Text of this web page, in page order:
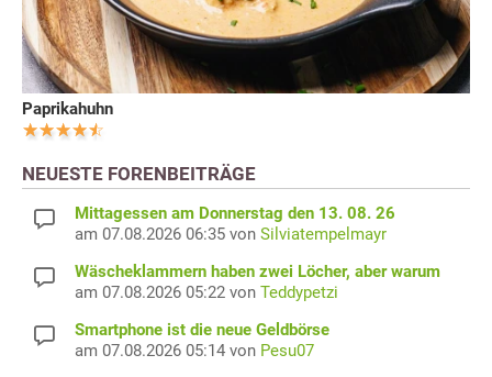
Paprikahuhn
NEUESTE FORENBEITRÄGE
Mittagessen am Donnerstag den 13. 08. 26
am 07.08.2026 06:35 von Silviatempelmayr
Wäscheklammern haben zwei Löcher, aber warum
am 07.08.2026 05:22 von Teddypetzi
Smartphone ist die neue Geldbörse
am 07.08.2026 05:14 von Pesu07